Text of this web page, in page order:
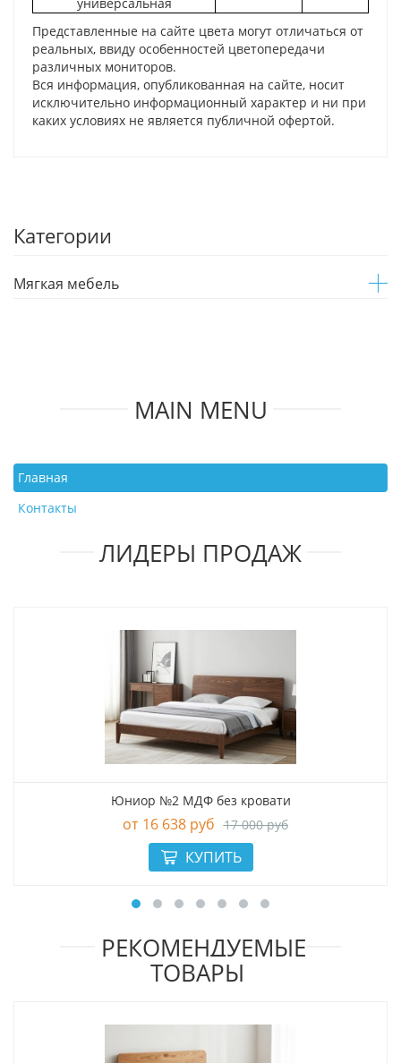
Представленные на сайте цвета могут отличаться от
реальных, ввиду особенностей цветопередачи
различных мониторов.
Вся информация, опубликованная на сайте, носит
исключительно информационный характер и ни при
каких условиях не является публичной офертой.
Категории
Мягкая мебель
MAIN MENU
Главная
Контакты
ЛИДЕРЫ ПРОДАЖ
Юниор №2 МДФ без кровати
16 638 руб 17 000 руб
РЕКОМЕНДУЕМЫЕ
ТОВАРЫ